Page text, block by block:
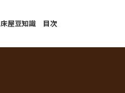
床屋豆知識 目次